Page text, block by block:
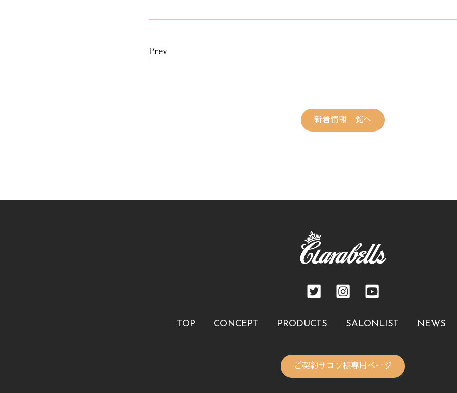
Prev
新着情報一覧へ
TOP CONCEPT PRODUCTS SALONLIST NEWS
ご契約サロン様専用ページ